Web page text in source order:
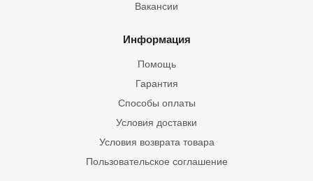
Вакансии
Информация
Помощь
Гарантия
Способы оплаты
Условия доставки
Условия возврата товара
Пользовательское соглашение